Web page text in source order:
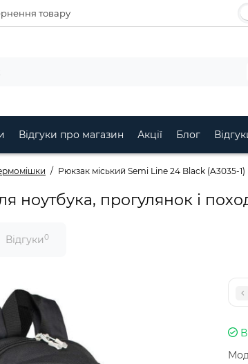
товару
Відгуки про магазин Акції Блог
Рюкзак міський Semi Line 24 Black (A3035-1)
ноутбука, прогулянок і
Відгуки0
В